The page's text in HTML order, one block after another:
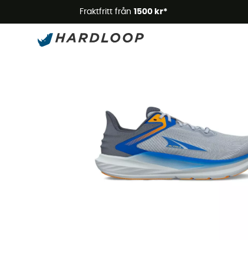
Fraktfritt från 1500 kr*